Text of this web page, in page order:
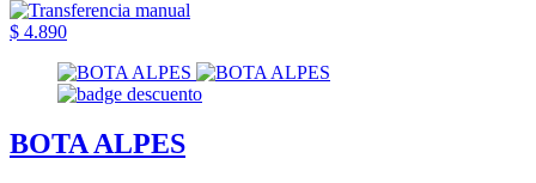
$ 4.890
BOTA ALPES